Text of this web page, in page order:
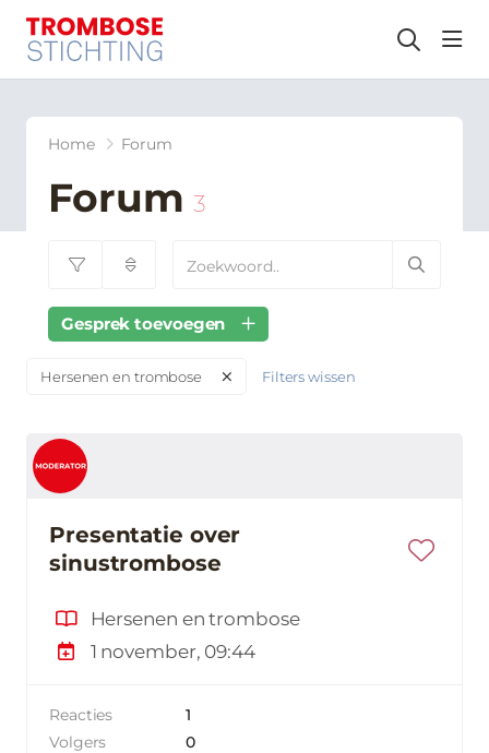
Home Forum
Forum 3
Gesprek toevoegen
Hersenen en trombose Filters wissen
Presentatie over
sinustrombose
Hersenen en trombose
1 november, 09:44
Reacties
1
Volgers
0